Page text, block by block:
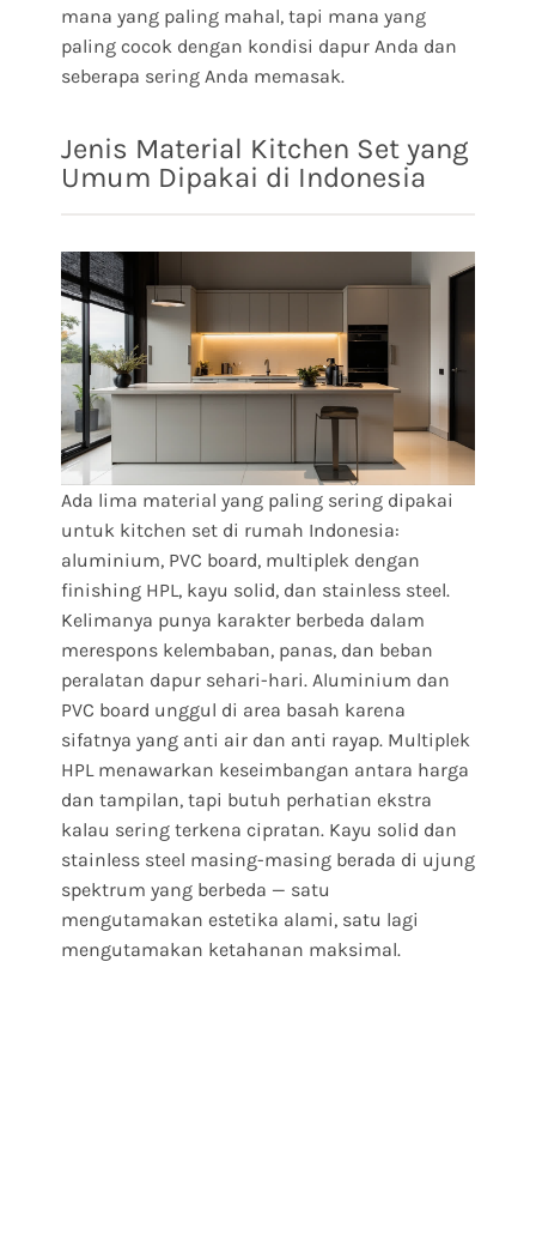
mana yang paling mahal, tapi mana yang
paling cocok dengan kondisi dapur Anda dan
seberapa sering Anda memasak.
Jenis Material Kitchen Set yang
Umum Dipakai di Indonesia
Ada lima material yang paling sering dipakai
untuk kitchen set di rumah Indonesia:
aluminium, PVC board, multiplek dengan
finishing HPL, kayu solid, dan stainless steel.
Kelimanya punya karakter berbeda dalam
merespons kelembaban, panas, dan beban
peralatan dapur sehari-hari. Aluminium dan
PVC board unggul di area basah karena
sifatnya yang anti air dan anti rayap. Multiplek
HPL menawarkan keseimbangan antara harga
dan tampilan, tapi butuh perhatian ekstra
kalau sering terkena cipratan. Kayu solid dan
stainless steel masing-masing berada di ujung
spektrum yang berbeda — satu
mengutamakan estetika alami, satu lagi
mengutamakan ketahanan maksimal.